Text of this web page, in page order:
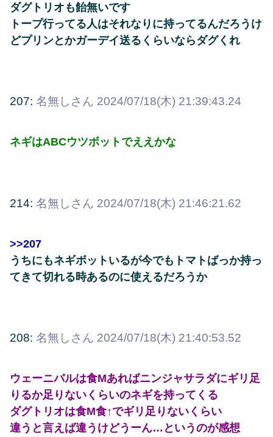
ダグトリオも飴無いです
トープ行ってる人はそれなりに持ってるんだろうけ
どプリンとかガーデイ送るくらいならダグくれ
207: 名無しさん 2024/07/18(木) 21:39:43.24
ネギはABCウツボットでええかな
214: 名無しさん 2024/07/18(木) 21:46:21.62
>>207
うちにもネギボットいるが今でもトマトばっか持っ
てきて切れる時あるのに使えるだろうか
208: 名無しさん 2024/07/18(木) 21:40:53.52
ウェーニバルは食Mあればニンジャサラダにギリ足
りるか足りないくらいのネギを持ってくる
ダグトリオは食M食↑でギリ足りないくらい
違うと言えば違うけどうーん…というのが感想